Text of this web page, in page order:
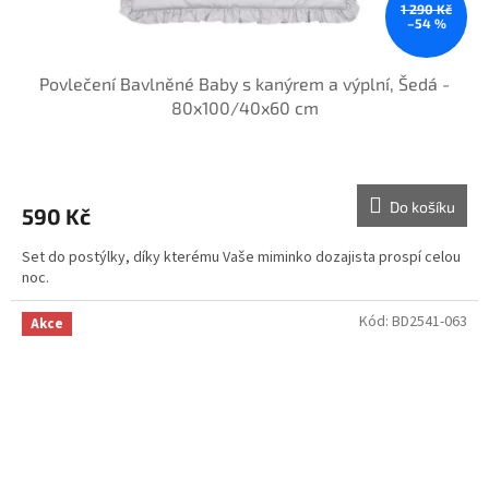
1 290 Kč
–54 %
Povlečení Bavlněné Baby s kanýrem a výplní, Šedá -
80x100/40x60 cm
590 Kč Do košíku
Set do postýlky, díky kterému Vaše miminko dozajista prospí celou
noc.
Akce Kód: BD2541-063